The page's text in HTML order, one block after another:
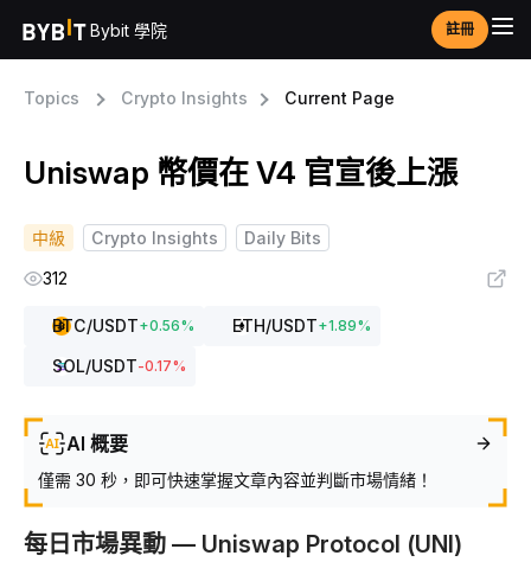
Bybit 學院 註冊
Topics Crypto Insights Current Page
Uniswap 幣價在 V4 官宣後上漲
中級 Crypto Insights
Daily Bits
312
BTC/USDT+0.56% ETH/USDT+1.89%
SOL/USDT-0.17%
AI 概要
僅需 30 秒，即可快速掌握文章內容並判斷市場情緒！
每日市場異動 — Uniswap Protocol (UNI)